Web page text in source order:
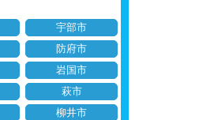
宇部市
防府市
岩国市
萩市
柳井市